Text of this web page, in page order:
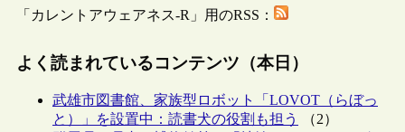
「カレントアウェアネス-R」用のRSS：
よく読まれているコンテンツ（本日）
武雄市図書館、家族型ロボット「LOVOT（らぼっ
と）」を設置中：読書犬の役割も担う
（2）